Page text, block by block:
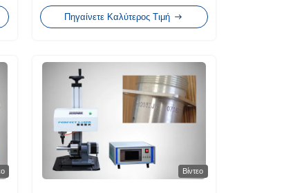
λευκού μετάλλου
Πηγαίνετε Καλύτερος Τιμή
Βίντεο